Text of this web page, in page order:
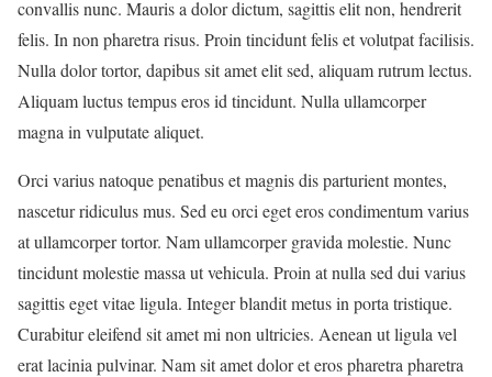
convallis nunc. Mauris a dolor dictum, sagittis elit non, hendrerit
felis. In non pharetra risus. Proin tincidunt felis et volutpat facilisis.
Nulla dolor tortor, dapibus sit amet elit sed, aliquam rutrum lectus.
Aliquam luctus tempus eros id tincidunt. Nulla ullamcorper
magna in vulputate aliquet.
Orci varius natoque penatibus et magnis dis parturient montes,
nascetur ridiculus mus. Sed eu orci eget eros condimentum varius
at ullamcorper tortor. Nam ullamcorper gravida molestie. Nunc
tincidunt molestie massa ut vehicula. Proin at nulla sed dui varius
sagittis eget vitae ligula. Integer blandit metus in porta tristique.
Curabitur eleifend sit amet mi non ultricies. Aenean ut ligula vel
erat lacinia pulvinar. Nam sit amet dolor et eros pharetra pharetra